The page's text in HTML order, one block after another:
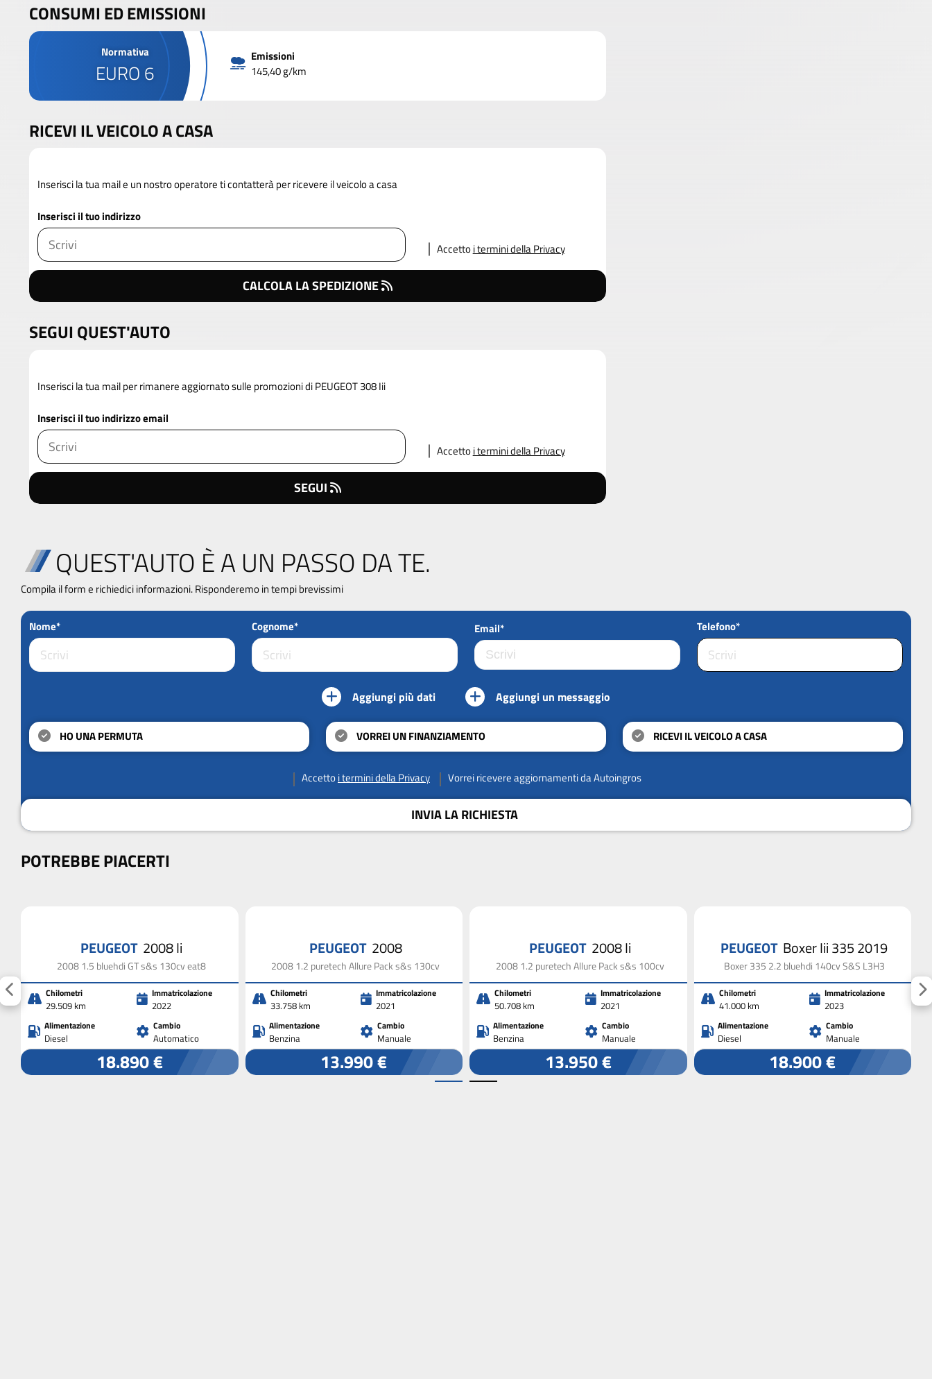
CONSUMI ED EMISSIONI
Normativa
EURO 6
Emissioni
145,40 g/km
RICEVI IL VEICOLO A CASA
Inserisci la tua mail e un nostro operatore ti contatterà per ricevere il veicolo a casa
Inserisci il tuo indirizzo
Accettoi termini della Privacy
CALCOLA LA SPEDIZIONE
SEGUI QUEST'AUTO
Inserisci la tua mail per rimanere aggiornato sulle promozioni di PEUGEOT 308 Iii
Inserisci il tuo indirizzo email
Accettoi termini della Privacy
SEGUI
QUEST'AUTO È A UN PASSO DA TE.
Compila il form e richiedici informazioni. Risponderemo in tempi brevissimi
Nome* Cognome* Email* Telefono*
Aggiungi più dati Aggiungi un messaggio
HO UNA PERMUTA VORREI UN FINANZIAMENTO RICEVI IL VEICOLO A CASA
Accettoi termini della Privacy Vorrei ricevere aggiornamenti da Autoingros
INVIA LA RICHIESTA
POTREBBE PIACERTI
PEUGEOT 2008 Ii
2008 1.5 bluehdi GT s&s 130cv eat8
Chilometri
29.509 km
Immatricolazione
2022
Alimentazione
Diesel
Cambio
Automatico
18.890 €
PEUGEOT 2008
2008 1.2 puretech Allure Pack s&s 130cv
Chilometri
33.758 km
Immatricolazione
2021
Alimentazione
Benzina
Cambio
Manuale
13.990 €
PEUGEOT 2008 Ii
2008 1.2 puretech Allure Pack s&s 100cv
Chilometri
50.708 km
Immatricolazione
2021
Alimentazione
Benzina
Cambio
Manuale
13.950 €
PEUGEOT Boxer Iii 335 2019
Boxer 335 2.2 bluehdi 140cv S&S L3H3
Chilometri
41.000 km
Immatricolazione
2023
Alimentazione
Diesel
Cambio
Manuale
18.900 €